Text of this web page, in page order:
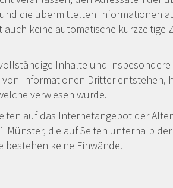
die übermittelten Informationen
keine automatische kurzzeitige
Inhalte und insbesondere
Informationen Dritter entstehen,
verwiesen wurde.
auf das Internetangebot der
Münster, die auf Seiten unterhalb
bestehen keine Einwände.